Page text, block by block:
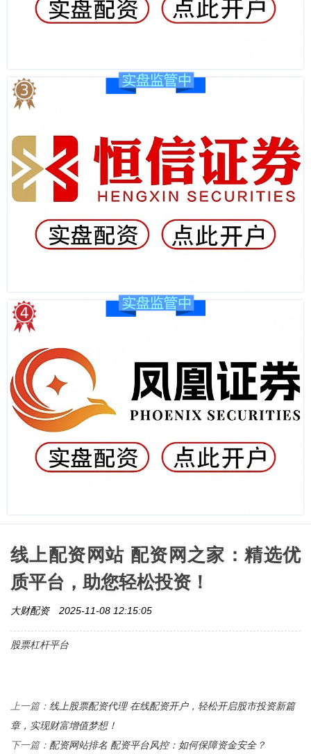
线上配资网站 配资网之家：精选优
质平台，助您轻松投资！
大财配资 2025-11-08 12:15:05
股票杠杆平台
上一篇： 线上股票配资代理 在线配资开户，轻松开启股市投资新篇
章，实现财富增值梦想！
下一篇： 配资网站排名 配资平台风控：如何保障资金安全？